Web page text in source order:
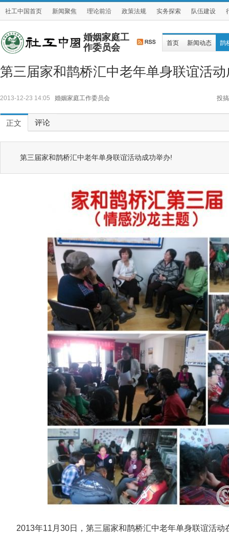
社工中国首页 新闻聚焦 理论前沿 政策法规 实务探索 队伍建设
婚姻家庭工
作委员会
首页 新闻动态 鹊
第三届家和鹊桥汇中老年单身联谊活
2013-12-23 14:05 婚姻家庭工作委员会 投搞
正文 评论
第三届家和鹊桥汇中老年单身联谊活动成功举办!
2013年11月30日，第三届家和鹊桥汇中老年单身联谊活